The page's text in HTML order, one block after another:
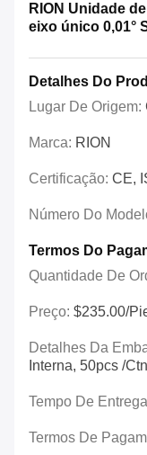
RION Unidade
eixo único 0,01°
Detalhes Do
Lugar De Origem:
Marca: RION
Certificação: CE,
Número Do
Termos Do
Quantidade De
Preço: $235.00/
Detalhes Da
Interna, 50pcs /
Tempo De
Termos De